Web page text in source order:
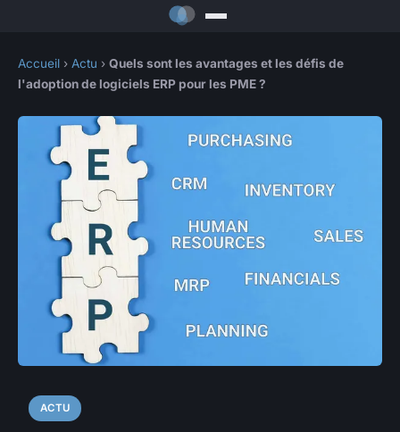
Accueil › Actu › Quels sont les avantages et les défis de
l'adoption de logiciels ERP pour les PME ?
ACTU